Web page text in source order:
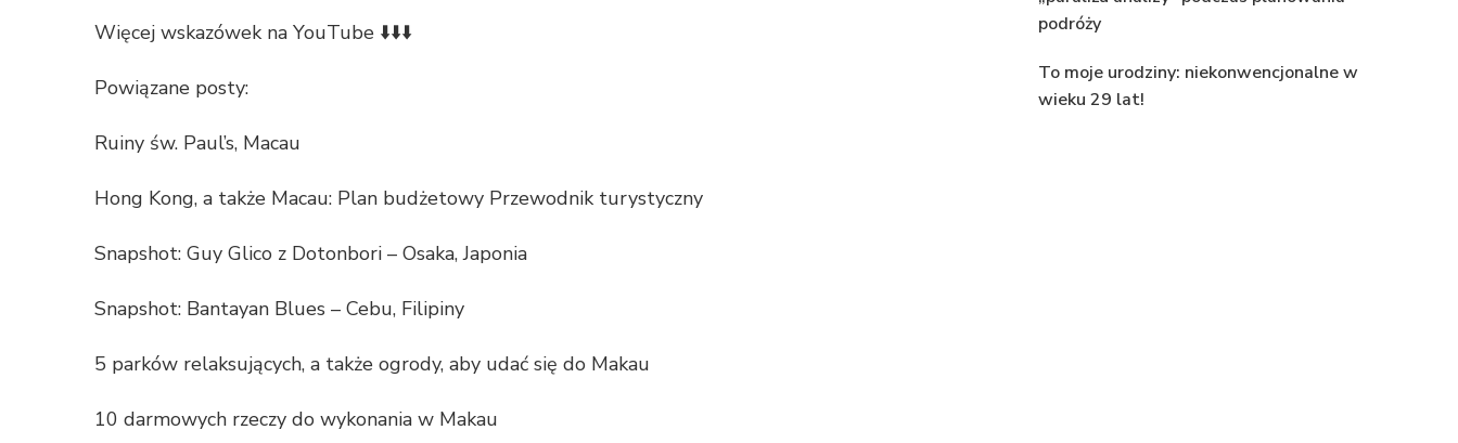
Więcej wskazówek na YouTube ⬇️⬇️⬇️
Powiązane posty:
Ruiny św. Paul’s, Macau
Hong Kong, a także Macau: Plan budżetowy Przewodnik turystyczny
Snapshot: Guy Glico z Dotonbori – Osaka, Japonia
Snapshot: Bantayan Blues – Cebu, Filipiny
5 parków relaksujących, a także ogrody, aby udać się do Makau
10 darmowych rzeczy do wykonania w Makau
podróży
To moje urodziny: niekonwencjonalne w
wieku 29 lat!